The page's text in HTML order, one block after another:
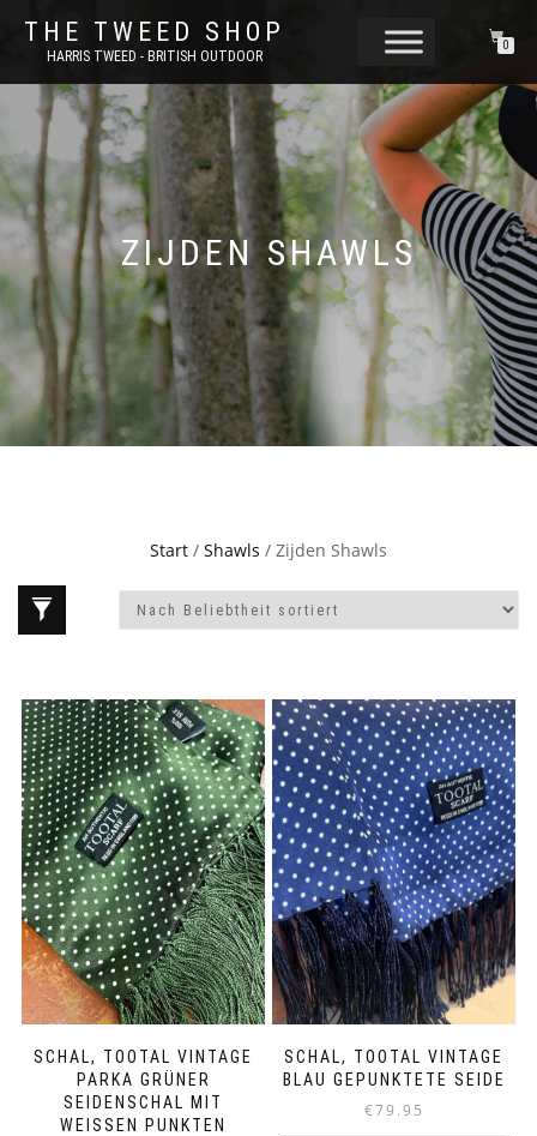
THE TWEED SHOP
HARRIS TWEED - BRITISH OUTDOOR
0
ZIJDEN SHAWLS
Start / Shawls / Zijden Shawls
SCHAL, TOOTAL VINTAGE
PARKA GRÜNER
SEIDENSCHAL MIT
WEISSEN PUNKTEN
SCHAL, TOOTAL VINTAGE
BLAU GEPUNKTETE SEIDE
€79.95